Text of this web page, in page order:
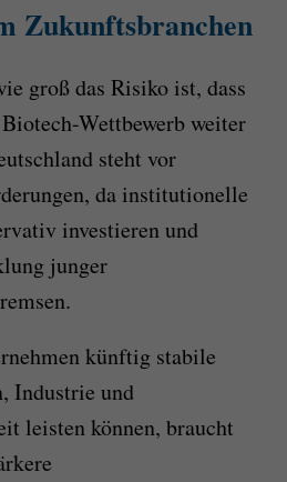
Zukunftsbranchen
groß das Risiko ist, dass
Wettbewerb weiter
steht vor
da institutionelle
investieren und
junger
künftig stabile
Industrie und
leisten können, braucht